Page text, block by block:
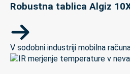
Robustna tablica Algiz
V sodobni industriji mobilna